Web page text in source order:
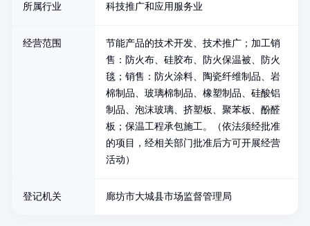
所属行业 科技推广和应用服务业
经营范围
节能产品的技术开发、技术推广；加工销
售：防火布、硅胶布、防火保温被、防火
毯；销售：防火涂料、陶瓷纤维制品、岩
棉制品、玻璃棉制品、橡塑制品、硅酸铝
制品、泡沫玻璃、挤塑板、聚苯板、酚醛
板；保温工程承包施工。（依法须经批准
的项目，经相关部门批准后方可开展经营
活动）
登记机关 廊坊市大城县市场监督管理局